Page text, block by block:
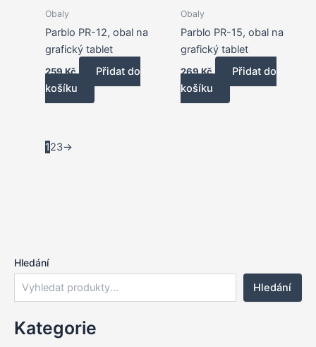
Hledání
Hledání
Kategorie
Obaly
Parblo PR-12, obal na
grafický tablet
259Kč
Přidat do
košíku
Obaly
Parblo PR-15, obal na
grafický tablet
269Kč
Přidat do
košíku
123→